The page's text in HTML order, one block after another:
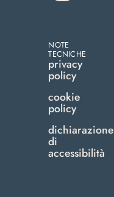
NOTE
TECNICHE
privacy
policy
cookie
policy
dichiarazione
di
accessibilità